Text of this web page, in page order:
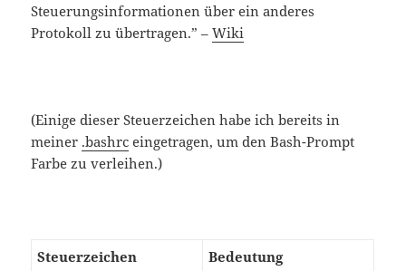
Steuerungsinformationen über ein anderes
Protokoll zu übertragen.” –Wiki
(Einige dieser Steuerzeichen habe ich bereits in
meiner .bashrc eingetragen, um den Bash-Prompt
Farbe zu verleihen.)
Steuerzeichen Bedeutung